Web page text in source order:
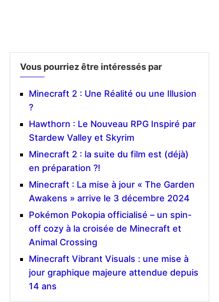
Vous pourriez être intéressés par
Minecraft 2 : Une Réalité ou une Illusion
?
Hawthorn : Le Nouveau RPG Inspiré par
Stardew Valley et Skyrim
Minecraft 2 : la suite du film est (déjà)
en préparation ?!
Minecraft : La mise à jour « The Garden
Awakens » arrive le 3 décembre 2024
Pokémon Pokopia officialisé – un spin-
off cozy à la croisée de Minecraft et
Animal Crossing
Minecraft Vibrant Visuals : une mise à
jour graphique majeure attendue depuis
14 ans